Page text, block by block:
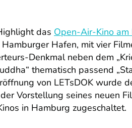
das Open-Air-Kino
Hafen, mit vier
Denkmal neben dem
thematisch passend
von LETsDOK wurde
Vorstellung seines neuen
in Hamburg zugeschaltet.